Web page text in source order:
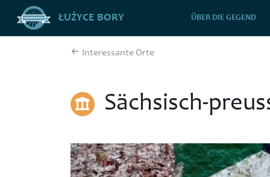
ŁUŻYCE BORY ÜBER DIE GEGEND
Interessante Orte
Sächsisch-